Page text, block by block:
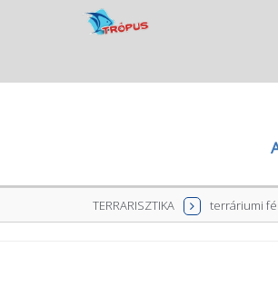
TERRARISZTIKA terráriumi